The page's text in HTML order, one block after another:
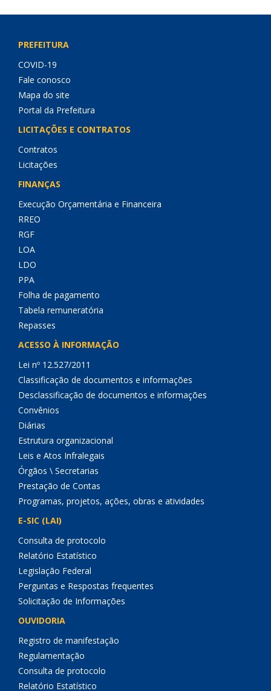
PREFEITURA
COVID-19
Fale conosco
Mapa do site
Portal da Prefeitura
LICITAÇÕES E CONTRATOS
Contratos
Licitações
FINANÇAS
Execução Orçamentária e Financeira
RREO
RGF
LOA
LDO
PPA
Folha de pagamento
Tabela remuneratória
Repasses
ACESSO À INFORMAÇÃO
Lei nº 12.527/2011
Classificação de documentos e informações
Desclassificação de documentos e informações
Convênios
Diárias
Estrutura organizacional
Leis e Atos Infralegais
Órgãos \ Secretarias
Prestação de Contas
Programas, projetos, ações, obras e atividades
E-SIC (LAI)
Consulta de protocolo
Relatório Estatístico
Legislação Federal
Perguntas e Respostas frequentes
Solicitação de Informações
OUVIDORIA
Registro de manifestação
Regulamentação
Consulta de protocolo
Relatório Estatístico